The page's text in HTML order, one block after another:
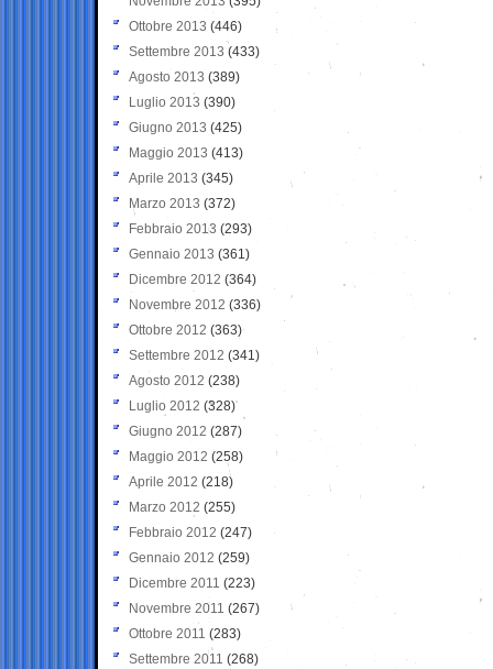
Ottobre 2013 (446)
Settembre 2013 (433)
Agosto 2013 (389)
Luglio 2013 (390)
Giugno 2013 (425)
Maggio 2013 (413)
Aprile 2013 (345)
Marzo 2013 (372)
Febbraio 2013 (293)
Gennaio 2013 (361)
Dicembre 2012 (364)
Novembre 2012 (336)
Ottobre 2012 (363)
Settembre 2012 (341)
Agosto 2012 (238)
Luglio 2012 (328)
Giugno 2012 (287)
Maggio 2012 (258)
Aprile 2012 (218)
Marzo 2012 (255)
Febbraio 2012 (247)
Gennaio 2012 (259)
Dicembre 2011 (223)
Novembre 2011 (267)
Ottobre 2011 (283)
Settembre 2011 (268)